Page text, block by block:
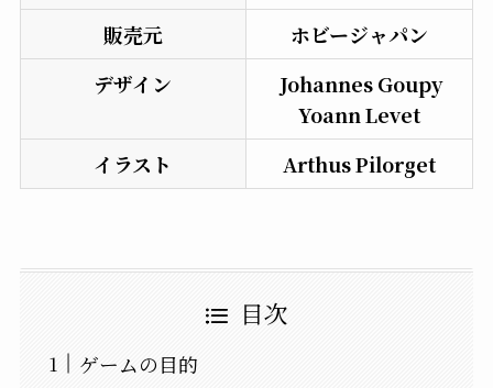
販売元
ホビージャパン
デザイン
Johannes Goupy
Yoann Levet
イラスト
Arthus Pilorget
目次
ゲームの目的